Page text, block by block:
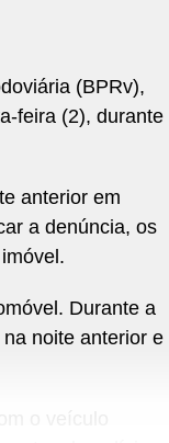
(BPRv),
feira (2), durante
anterior em
a denúncia, os
Durante a
noite anterior e